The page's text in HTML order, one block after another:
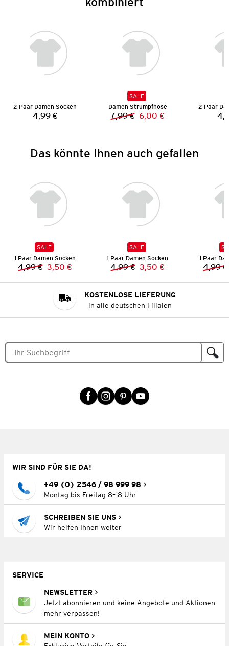
2 Paar Damen Socken
Preis:
4,99 €
SALE
Damen Strumpfhose
Vorheriger Preis:
7,99 € Neuer Preis:
6,00 €
2 Paar
Das könnte Ihnen auch gefallen
SALE
1 Paar Damen Socken
Vorheriger Preis:
4,99 € Neuer Preis:
3,50 €
SALE
1 Paar Damen Socken
Vorheriger Preis:
4,99 € Neuer Preis:
3,50 €
1 Paar
4,99 €
KOSTENLOSE LIEFERUNG
in alle deutschen Filialen
WIR SIND FÜR SIE DA!
+49 (0) 2546 / 98 999 98
Montag bis Freitag 8–18 Uhr
SCHREIBEN SIE UNS
Wir helfen Ihnen weiter
SERVICE
NEWSLETTER
Jetzt abonnieren und keine Angebote und Aktionen
mehr verpassen!
MEIN KONTO